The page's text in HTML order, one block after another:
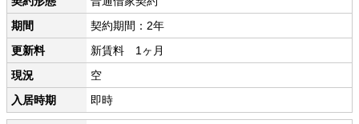
期間
契約期間：2年
更新料
新賃料 1ヶ月
現況
空
入居時期
即時